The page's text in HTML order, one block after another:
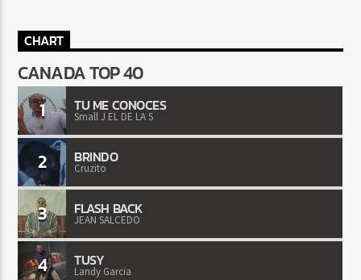
CHART
CANADA TOP 40
1 TU ME CONOCES
Small J EL DE LA S
2 BRINDO
Cruzito
3 FLASH BACK
JEAN SALCEDO
4 TUSY
Landy Garcia